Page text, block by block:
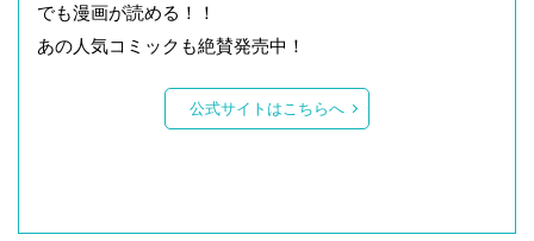
でも漫画が読める！！
あの人気コミックも絶賛発売中！
公式サイトはこちらへ